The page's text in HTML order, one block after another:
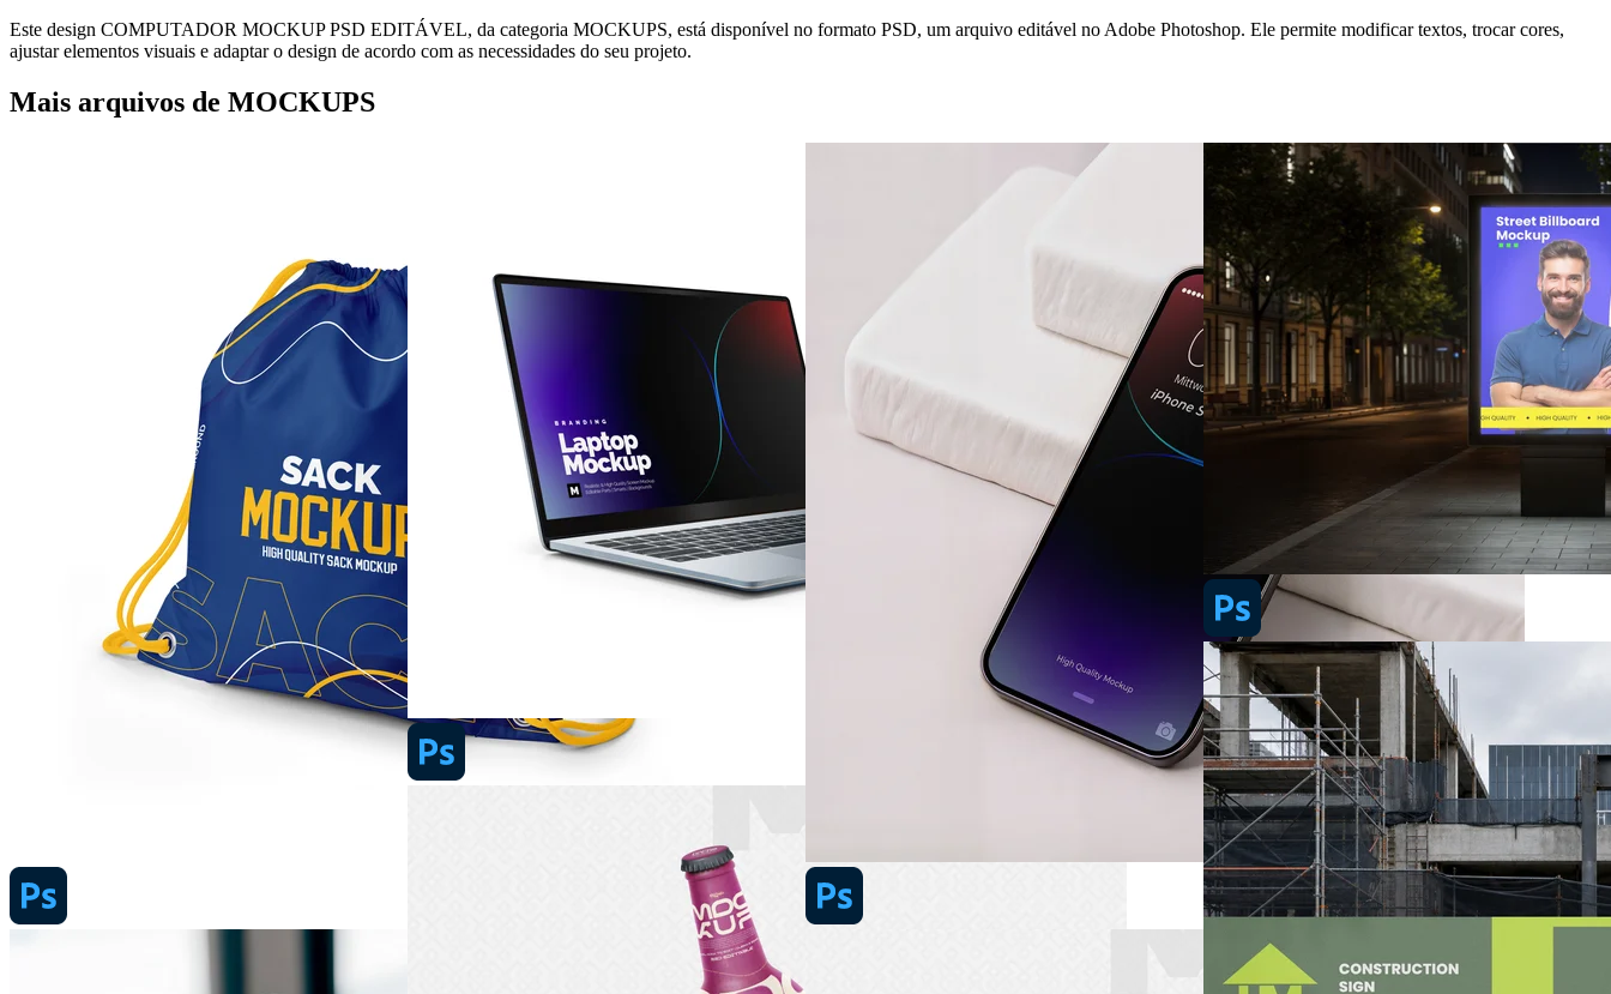
Este design COMPUTADOR MOCKUP PSD EDITÁVEL, da categoria MOCKUPS, está disponível no formato PSD, um arquivo editável no Adobe Photoshop. Ele permite modificar textos, trocar cores,
ajustar elementos visuais e adaptar o design de acordo com as necessidades do seu projeto.
Mais arquivos de MOCKUPS